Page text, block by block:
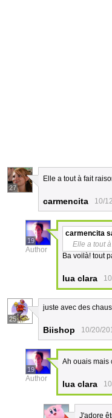
27
Elle a tout à fait
carmencita 10/
19
Author
carmencita
Elle a tout
Ba voilà! tout
lua clara
25
juste avec des
Biishop 10/20/
19
Author
Ah ouais mais
lua clara
J'adore